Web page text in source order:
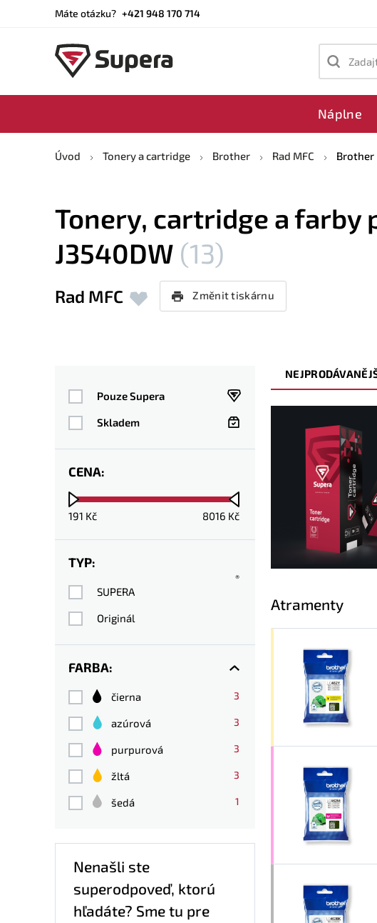
Máte otázku? +421 948 170 714
Zadajte
Náplne
Úvod Tonery a cartridge Brother Rad MFC Brother
Tonery, cartridge a farby
J3540DW (13)
Rad MFC Změnit tiskárnu
Pouze Supera
Skladem
CENA:
191 Kč 8016 Kč
TYP:
SUPERA
®
Originál
FARBA:
čierna 3
azúrová 3
purpurová 3
žltá 3
šedá 1
Nenašli ste
superodpoveď, ktorú
hľadáte? Sme tu pre
Atramenty